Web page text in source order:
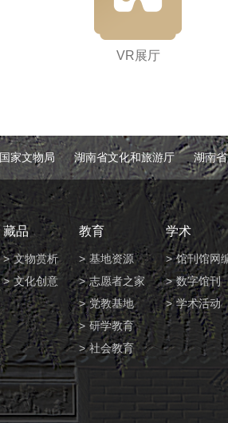
VR展厅
国家文物局 湖南省文化和旅游厅 湖南
藏品
文物赏析
文化创意
教育
基地资源
志愿者之家
党教基地
研学教育
社会教育
学术
馆刊馆网
数字馆刊
学术活动